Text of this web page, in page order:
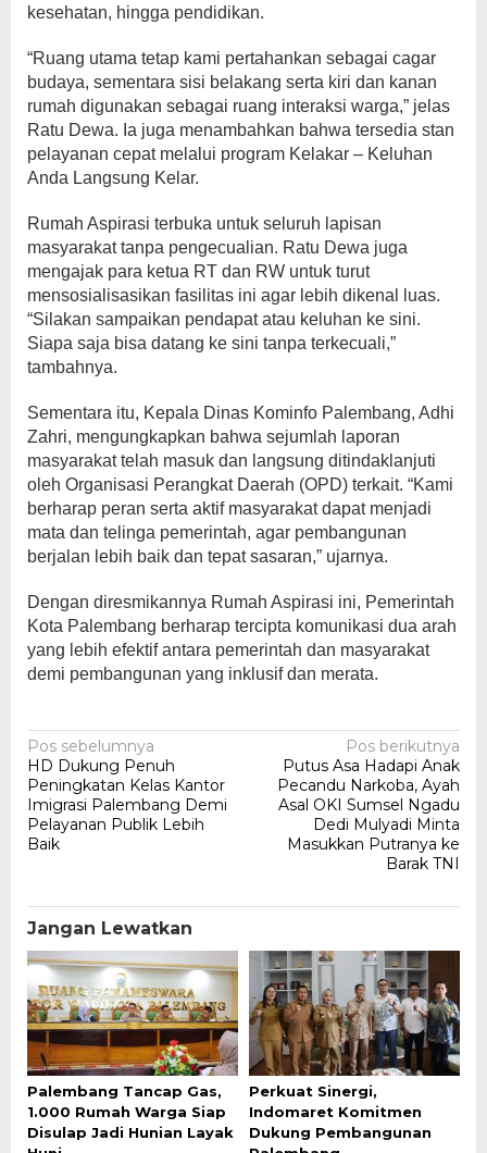
kesehatan, hingga pendidikan.
“Ruang utama tetap kami pertahankan sebagai cagar
budaya, sementara sisi belakang serta kiri dan kanan
rumah digunakan sebagai ruang interaksi warga,” jelas
Ratu Dewa. Ia juga menambahkan bahwa tersedia stan
pelayanan cepat melalui program Kelakar – Keluhan
Anda Langsung Kelar.
Rumah Aspirasi terbuka untuk seluruh lapisan
masyarakat tanpa pengecualian. Ratu Dewa juga
mengajak para ketua RT dan RW untuk turut
mensosialisasikan fasilitas ini agar lebih dikenal luas.
“Silakan sampaikan pendapat atau keluhan ke sini.
Siapa saja bisa datang ke sini tanpa terkecuali,”
tambahnya.
Sementara itu, Kepala Dinas Kominfo Palembang, Adhi
Zahri, mengungkapkan bahwa sejumlah laporan
masyarakat telah masuk dan langsung ditindaklanjuti
oleh Organisasi Perangkat Daerah (OPD) terkait. “Kami
berharap peran serta aktif masyarakat dapat menjadi
mata dan telinga pemerintah, agar pembangunan
berjalan lebih baik dan tepat sasaran,” ujarnya.
Dengan diresmikannya Rumah Aspirasi ini, Pemerintah
Kota Palembang berharap tercipta komunikasi dua arah
yang lebih efektif antara pemerintah dan masyarakat
demi pembangunan yang inklusif dan merata.
Navigasi
pos
Pos sebelumnya
HD Dukung Penuh
Peningkatan Kelas Kantor
Imigrasi Palembang Demi
Pelayanan Publik Lebih
Baik
Pos berikutnya
Putus Asa Hadapi Anak
Pecandu Narkoba, Ayah
Asal OKI Sumsel Ngadu
Dedi Mulyadi Minta
Masukkan Putranya ke
Barak TNI
Jangan Lewatkan
Palembang Tancap Gas,
1.000 Rumah Warga Siap
Disulap Jadi Hunian Layak
Perkuat Sinergi,
Indomaret Komitmen
Dukung Pembangunan